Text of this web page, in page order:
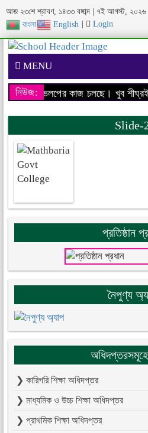
আজ ২৩শে শ্রাবণ, ১৪৩৩ বঙ্গাব্দ | ৭ই আগস্ট, ২০২৬
বাংলা
English Login
MENU
নিউজ:ডেভেলপের কাজ চলছে। খুব শীঘ্রই
Slide-
প্রতিষ্ঠান
নৈপুণ্য
❯ কারিগরি শিক্ষা অধিদপ্তর
❯ মাধ্যমিক ও উচ্চ শিক্ষা অধিদপ্তর
❯ প্রাথমিক শিক্ষা অধিদপ্তর